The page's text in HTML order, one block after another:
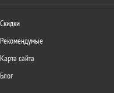
Скидки
Рекомендумые
Карта сайта
Блог